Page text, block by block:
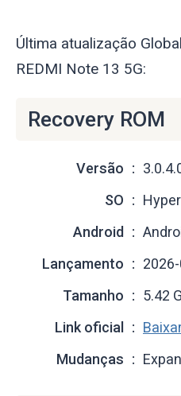
Última atualização
REDMI Note 13 5G:
Recovery ROM
Versão
SO
Android
Lançamento
Tamanho
5.42
Link oficial
Mudanças